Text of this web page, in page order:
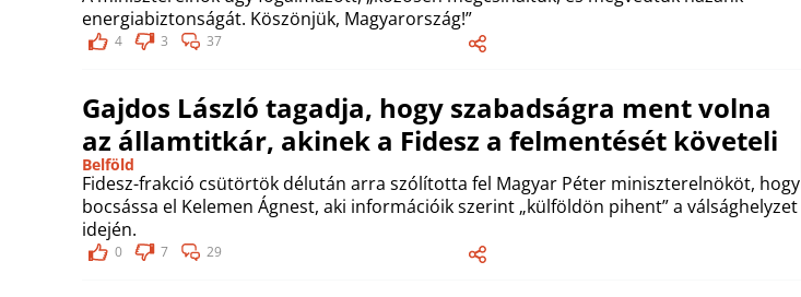
energiabiztonságát. Köszönjük, Magyarország!”
4 3 37
Gajdos László tagadja, hogy szabadságra ment volna
az államtitkár, akinek a Fidesz a felmentését követeli
Belföld
Fidesz-frakció csütörtök délután arra szólította fel Magyar Péter miniszterelnököt, hogy
bocsássa el Kelemen Ágnest, aki információik szerint „külföldön pihent” a válsághelyzet
idején.
0 7 29